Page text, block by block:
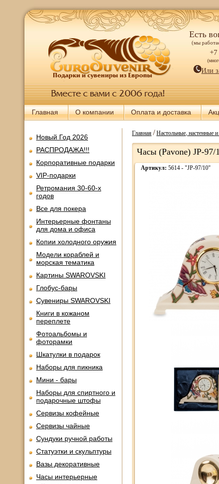
Есть
(мы
+7
Или
Главная О компании Оплата и доставка
Новый Год 2026
РАСПРОДАЖА!!!
Корпоративные подарки
VIP-подарки
Ретромания 30-60-х
годов
Все для покера
Интерьерные фонтаны
для дома и офиса
Копии холодного оружия
Модели кораблей и
морская тематика
Картины SWAROVSKI
Глобус-бары
Сувениры SWAROVSKI
Книги в кожаном
переплете
Фотоальбомы и
фоторамки
Шкатулки в подарок
Наборы для пикника
Мини - бары
Наборы для спиртного и
подарочные штофы
Сервизы кофейные
Сервизы чайные
Сундуки ручной работы
Статуэтки и скульптуры
Вазы декоративные
Часы интерьерные
Главная/Настольные, настенные
Часы (Pavone) JP-97/
Артикул: 5614 - "JP-97/10"